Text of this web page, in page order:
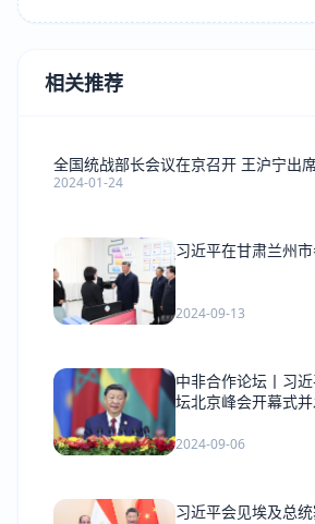
相关推荐
全国统战部长会议在京召开 王沪宁出
2024-01-24
习近平在甘肃兰州
2024-09-13
中非合作论坛丨习
坛北京峰会开幕式
2024-09-06
习近平会见埃及总